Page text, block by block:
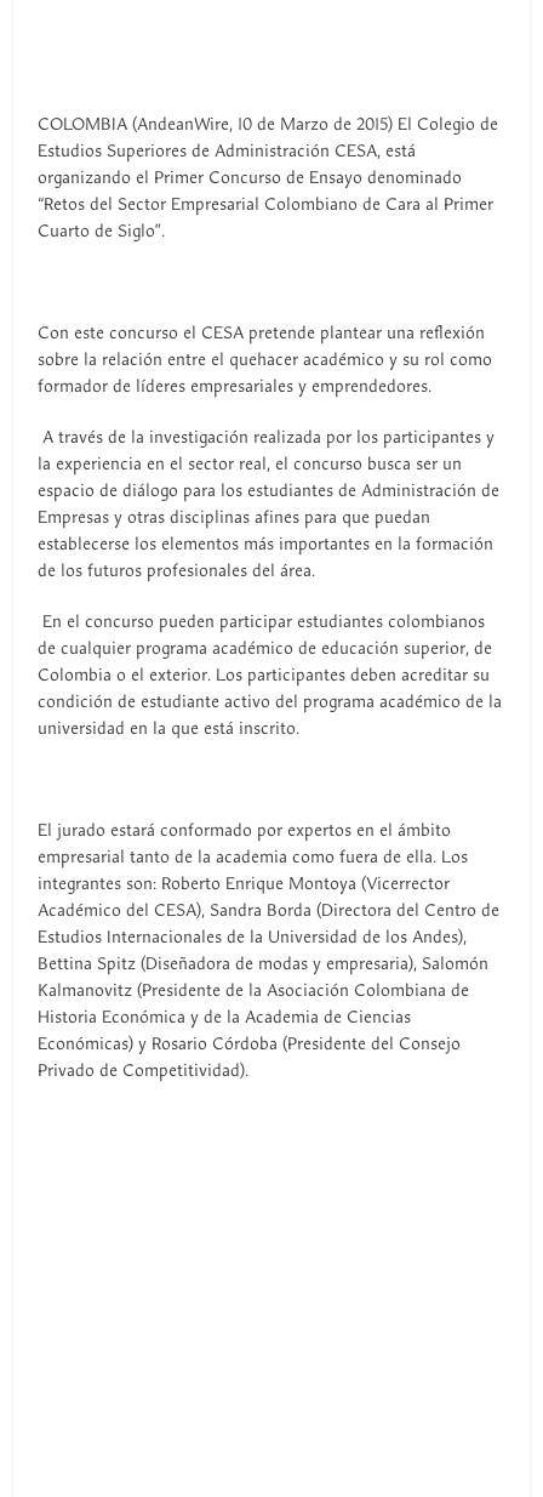
COLOMBIA (AndeanWire, 10 de Marzo de 2015) El Colegio de
Estudios Superiores de Administración CESA, está
organizando el Primer Concurso de Ensayo denominado
“Retos del Sector Empresarial Colombiano de Cara al Primer
Cuarto de Siglo”.
Con este concurso el CESA pretende plantear una reflexión
sobre la relación entre el quehacer académico y su rol como
formador de líderes empresariales y emprendedores.
A través de la investigación realizada por los participantes y
la experiencia en el sector real, el concurso busca ser un
espacio de diálogo para los estudiantes de Administración de
Empresas y otras disciplinas afines para que puedan
establecerse los elementos más importantes en la formación
de los futuros profesionales del área.
En el concurso pueden participar estudiantes colombianos
de cualquier programa académico de educación superior, de
Colombia o el exterior. Los participantes deben acreditar su
condición de estudiante activo del programa académico de la
universidad en la que está inscrito.
El jurado estará conformado por expertos en el ámbito
empresarial tanto de la academia como fuera de ella. Los
integrantes son: Roberto Enrique Montoya (Vicerrector
Académico del CESA), Sandra Borda (Directora del Centro de
Estudios Internacionales de la Universidad de los Andes),
Bettina Spitz (Diseñadora de modas y empresaria), Salomón
Kalmanovitz (Presidente de la Asociación Colombiana de
Historia Económica y de la Academia de Ciencias
Económicas) y Rosario Córdoba (Presidente del Consejo
Privado de Competitividad).